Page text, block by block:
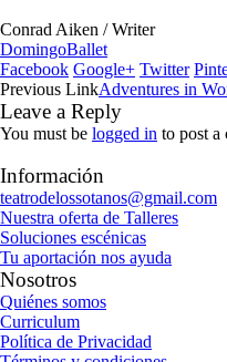
Conrad Aiken /Writer
DomingoBallet
Facebook Google+ Twitter
Previous LinkAdventures in
Leave a Reply
You must be logged in to post a
Información
teatrodelossotanos@gmail.com
Nuestra oferta de Talleres
Soluciones escénicas
Tu aportación nos ayuda
Nosotros
Quiénes somos
Curriculum
Política de Privacidad